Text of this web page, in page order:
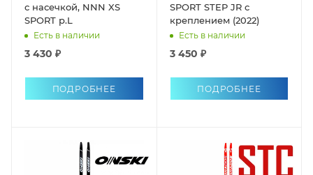
с насечкой, NNN XS
SPORT р.L
Есть в наличии
3 430 ₽
ПОДРОБНЕЕ
SPORT STEP JR с
креплением (2022)
Есть в наличии
3 450 ₽
ПОДРОБНЕЕ